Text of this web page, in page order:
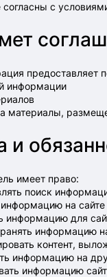
с
предоставляет
информации
материалы,
и
имеет право:
поиск
информацию на сайте
информацию для
информацию
контент,
информацию на
информацию